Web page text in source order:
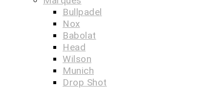
Bullpadel
Nox
Babolat
Head
Wilson
Munich
Drop Shot